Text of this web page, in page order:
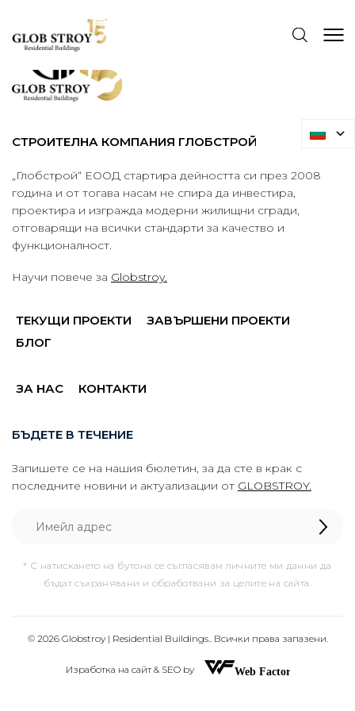
СТРОИТЕЛНА КОМПАНИЯ ГЛОБСТРОЙ
„Глобстрой“ ЕООД стартира дейността си през 2008
година и от тогава насам не спира да инвестира,
проектира и изгражда модерни жилищни сгради,
отговарящи на всички стандарти за качество и
функционалност.
Научи повече за Globstroy.
ТЕКУЩИ ПРОЕКТИ
ЗАВЪРШЕНИ ПРОЕКТИ
БЛОГ
ЗА НАС КОНТАКТИ
БЪДЕТЕ В ТЕЧЕНИЕ
Запишете се на нашия бюлетин, за да сте в крак с
последните новини и актуализации от GLOBSTROY.
* С натискането на бутона се съгласявам личните ми данни да
бъдат съхранявани и обработвани за целите на сайта.
© 2026 Globstroy | Residential Buildings.. Всички права запазени.
Изработка на сайт & SEO by